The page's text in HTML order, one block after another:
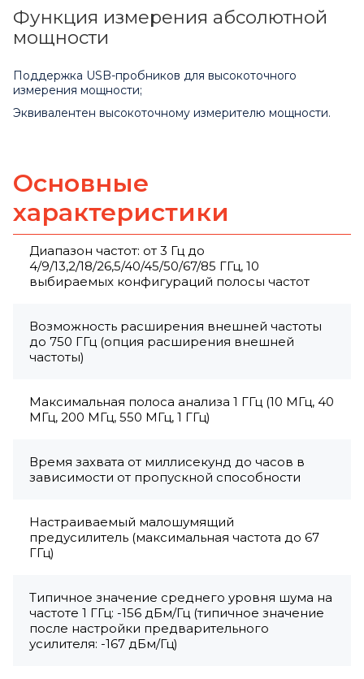
Функция измерения абсолютной
мощности
Поддержка USB-пробников для высокоточного
измерения мощности;
Эквивалентен высокоточному измерителю мощности.
Основные
характеристики
Диапазон частот: от 3 Гц до
4/9/13,2/18/26,5/40/45/50/67/85 ГГц, 10
выбираемых конфигураций полосы частот
Возможность расширения внешней частоты
до 750 ГГц (опция расширения внешней
частоты)
Максимальная полоса анализа 1 ГГц (10 МГц, 40
МГц, 200 МГц, 550 МГц, 1 ГГц)
Время захвата от миллисекунд до часов в
зависимости от пропускной способности
Настраиваемый малошумящий
предусилитель (максимальная частота до 67
ГГц)
Типичное значение среднего уровня шума на
частоте 1 ГГц: -156 дБм/Гц (типичное значение
после настройки предварительного
усилителя: -167 дБм/Гц)